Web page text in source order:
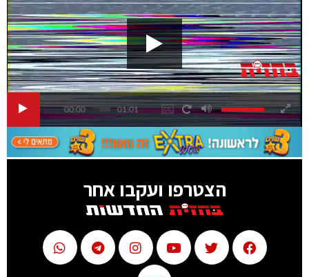
00:00 01:01
הצטרפו ועקבו אחר